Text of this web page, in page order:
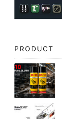
PRODUCT